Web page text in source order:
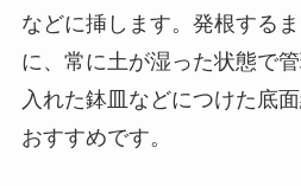
などに挿します。発根する
に、常に土が湿った状態で
入れた鉢皿などにつけた底
おすすめです。